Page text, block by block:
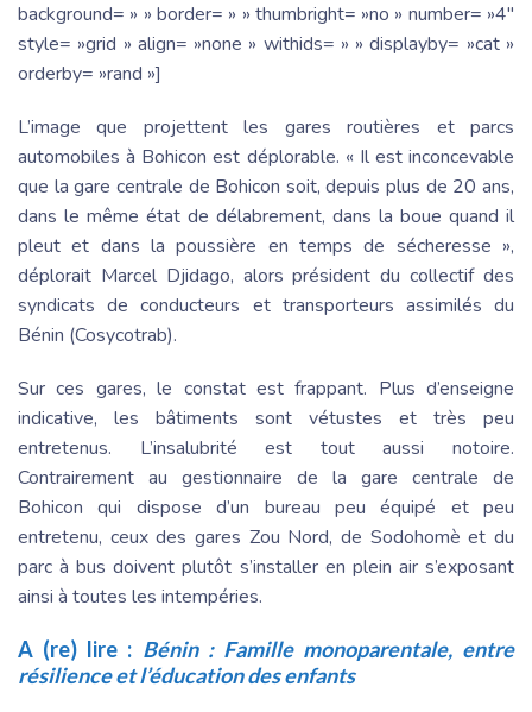
background= » » border= » » thumbright= »no » number= »4″
style= »grid » align= »none » withids= » » displayby= »cat »
orderby= »rand »]
L’image que projettent les gares routières et parcs
automobiles à Bohicon est déplorable. « Il est inconcevable
que la gare centrale de Bohicon soit, depuis plus de 20 ans,
dans le même état de délabrement, dans la boue quand il
pleut et dans la poussière en temps de sécheresse »,
déplorait Marcel Djidago, alors président du collectif des
syndicats de conducteurs et transporteurs assimilés du
Bénin (Cosycotrab).
Sur ces gares, le constat est frappant. Plus d’enseigne
indicative, les bâtiments sont vétustes et très peu
entretenus. L’insalubrité est tout aussi notoire.
Contrairement au gestionnaire de la gare centrale de
Bohicon qui dispose d’un bureau peu équipé et peu
entretenu, ceux des gares Zou Nord, de Sodohomè et du
parc à bus doivent plutôt s’installer en plein air s’exposant
ainsi à toutes les intempéries.
A (re) lire : Bénin : Famille monoparentale, entre
résilience et l’éducation des enfants